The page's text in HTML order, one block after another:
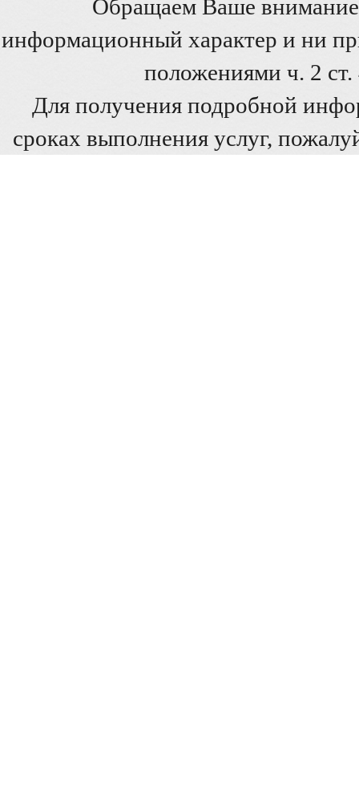
Обращаем Ваше внимание
информационный характер и ни
положениями ч. 2
Для получения подробной
сроках выполнения услуг,